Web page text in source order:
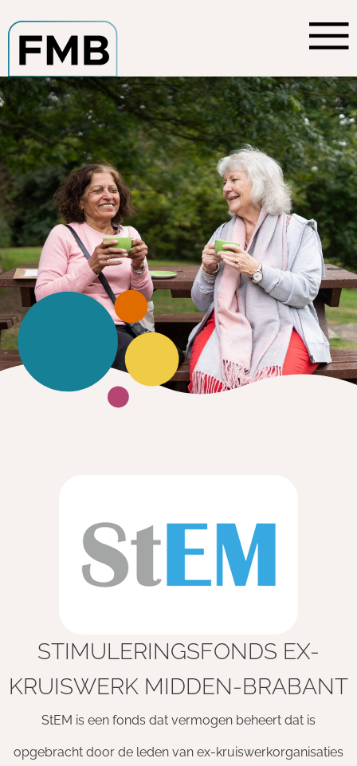
STIMULERINGSFONDS EX-
KRUISWERK MIDDEN-BRABANT
StEM is een fonds dat vermogen beheert dat is
opgebracht door de leden van ex-kruiswerkorganisaties